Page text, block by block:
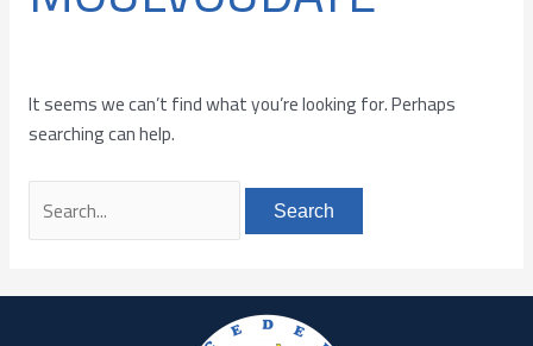
It seems we can’t find what you’re looking for. Perhaps
searching can help.